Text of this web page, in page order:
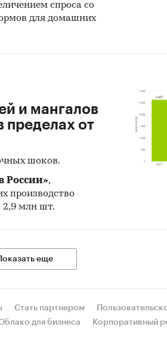
спроса со
для домашних
и мангалов
пределах от
шоков.
России»,
производство
2,9 млн шт.
еще
Стать партнером
для бизнеса Корпоративный